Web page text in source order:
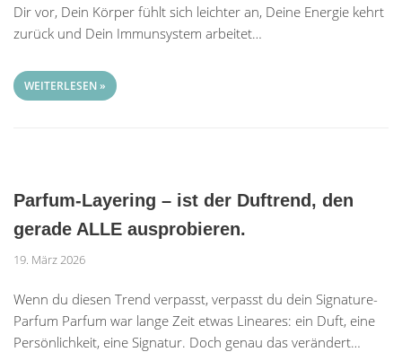
Dir vor, Dein Körper fühlt sich leichter an, Deine Energie kehrt
zurück und Dein Immunsystem arbeitet…
WEITERLESEN »
Parfum-Layering – ist der Duftrend, den
gerade ALLE ausprobieren.
19. März 2026
Wenn du diesen Trend verpasst, verpasst du dein Signature-
Parfum Parfum war lange Zeit etwas Lineares: ein Duft, eine
Persönlichkeit, eine Signatur. Doch genau das verändert…